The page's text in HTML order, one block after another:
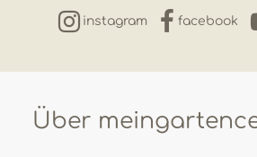
instagram facebook
Über